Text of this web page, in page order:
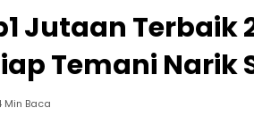
Jutaan Terbaik
Temani Narik
Min Baca